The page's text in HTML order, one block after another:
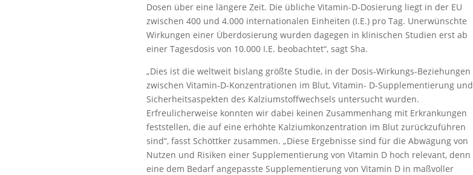
Dosen über eine längere Zeit. Die übliche Vitamin-D-Dosierung liegt in der EU
zwischen 400 und 4.000 internationalen Einheiten (I.E.) pro Tag. Unerwünschte
Wirkungen einer Überdosierung wurden dagegen in klinischen Studien erst ab
einer Tagesdosis von 10.000 I.E. beobachtet“, sagt Sha.
„Dies ist die weltweit bislang größte Studie, in der Dosis-Wirkungs-Beziehungen
zwischen Vitamin-D-Konzentrationen im Blut, Vitamin- D-Supple­mentierung und
Sicherheitsaspekten des Kalziumstoffwechsels untersucht wurden.
Erfreulicherweise konnten wir dabei keinen Zusammenhang mit Erkrankungen
feststellen, die auf eine erhöhte Kalziumkonzentration im Blut zurückzuführen
sind“, fasst Schöttker zusammen. „Diese Ergebnisse sind für die Abwägung von
Nutzen und Risiken einer Supplementierung von Vitamin D hoch relevant, denn
eine dem Bedarf angepasste Supplementierung von Vitamin D in maßvoller